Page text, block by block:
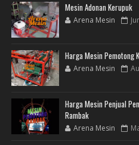
Mesin Adonan Kerupuk
Arena Mesin
Harga Mesin Pemotong
Arena Mesin
Harga Mesin Penjual
Rambak
Arena Mesin